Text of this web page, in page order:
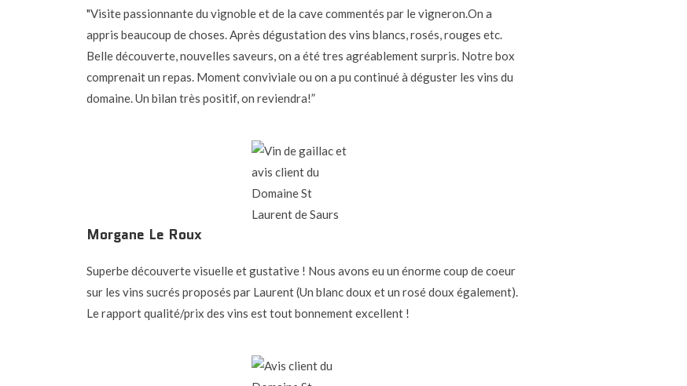
"Visite passionnante du vignoble et de la cave commentés par le vigneron.On a
appris beaucoup de choses. Après dégustation des vins blancs, rosés, rouges etc.
Belle découverte, nouvelles saveurs, on a été tres agréablement surpris. Notre box
comprenait un repas. Moment conviviale ou on a pu continué à déguster les vins du
domaine. Un bilan très positif, on reviendra!”
Morgane Le Roux
Superbe découverte visuelle et gustative ! Nous avons eu un énorme coup de coeur
sur les vins sucrés proposés par Laurent (Un blanc doux et un rosé doux également).
Le rapport qualité/prix des vins est tout bonnement excellent !